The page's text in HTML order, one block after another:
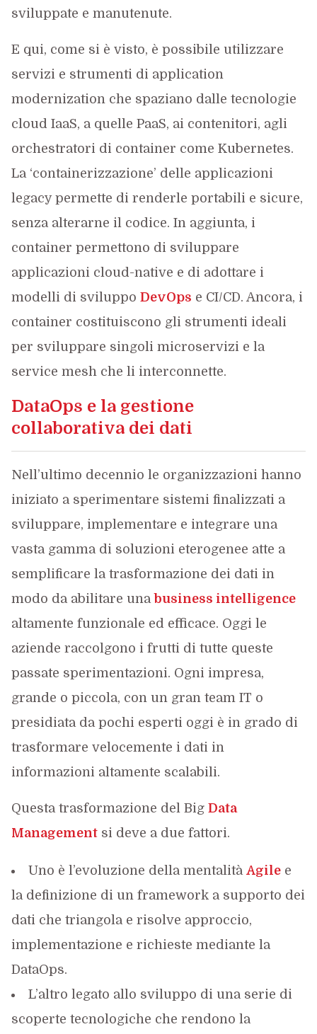
sviluppate e manutenute.
E qui, come si è visto, è possibile utilizzare
servizi e strumenti di application
modernization che spaziano dalle tecnologie
cloud IaaS, a quelle PaaS, ai contenitori, agli
orchestratori di container come Kubernetes.
La ‘containerizzazione’ delle applicazioni
legacy permette di renderle portabili e sicure,
senza alterarne il codice. In aggiunta, i
container permettono di sviluppare
applicazioni cloud-native e di adottare i
modelli di sviluppo DevOps e CI/CD. Ancora, i
container costituiscono gli strumenti ideali
per sviluppare singoli microservizi e la
service mesh che li interconnette.
DataOps e la gestione
collaborativa dei dati
Nell’ultimo decennio le organizzazioni hanno
iniziato a sperimentare sistemi finalizzati a
sviluppare, implementare e integrare una
vasta gamma di soluzioni eterogenee atte a
semplificare la trasformazione dei dati in
modo da abilitare una business intelligence
altamente funzionale ed efficace. Oggi le
aziende raccolgono i frutti di tutte queste
passate sperimentazioni. Ogni impresa,
grande o piccola, con un gran team IT o
presidiata da pochi esperti oggi è in grado di
trasformare velocemente i dati in
informazioni altamente scalabili.
Questa trasformazione del Big Data
Managementsi deve a due fattori.
Uno è l’evoluzione della mentalità Agilee
la definizione di un framework a supporto dei
dati che triangola e risolve approccio,
implementazione e richieste mediante la
DataOps.
L’altro legato allo sviluppo di una serie di
scoperte tecnologiche che rendono la